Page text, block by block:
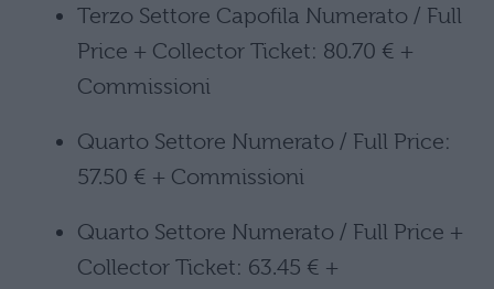
Terzo Settore Capofila Numerato / Full
Price + Collector Ticket: 80.70 € +
Commissioni
Quarto Settore Numerato / Full Price:
57.50 € + Commissioni
Quarto Settore Numerato / Full Price +
Collector Ticket: 63.45 € +